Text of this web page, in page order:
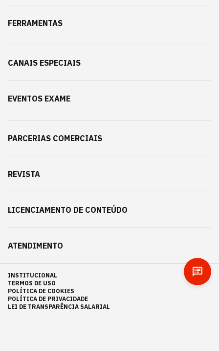
FERRAMENTAS
CANAIS ESPECIAIS
EVENTOS EXAME
PARCERIAS COMERCIAIS
REVISTA
LICENCIAMENTO DE CONTEÚDO
ATENDIMENTO
INSTITUCIONAL
TERMOS DE USO
POLÍTICA DE COOKIES
POLÍTICA DE PRIVACIDADE
LEI DE TRANSPARÊNCIA SALARIAL